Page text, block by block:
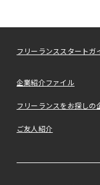
フリーランススタートガ
企業紹介ファイル
フリーランスをお探しの
ご友人紹介